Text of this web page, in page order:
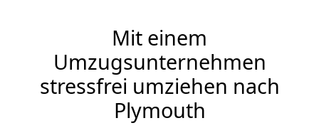
Mit einem
Umzugsunternehmen
stressfrei umziehen nach
Plymouth